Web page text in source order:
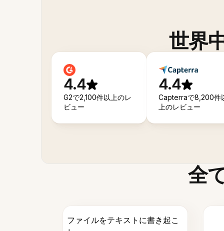
世界
4.4
G2で2,100件以上のレ
ビュー
4.4
Capterraで8,200件
上のレビュー
全
ファイルをテキストに書き起こ